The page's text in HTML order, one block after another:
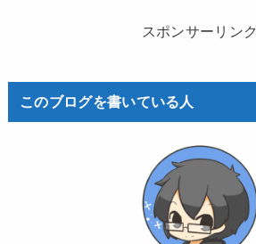
スポンサーリンク
このブログを書いている人